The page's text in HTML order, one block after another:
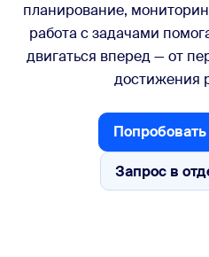
планирование,
работа с задачами
двигаться вперед — от
достижения
Запрос в